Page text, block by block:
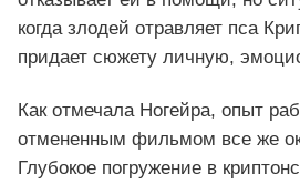
когда злодей отравляет пса
придает сюжету личную,
Как отмечала Ногейра, опыт
отмененным фильмом все же
Глубокое погружение в